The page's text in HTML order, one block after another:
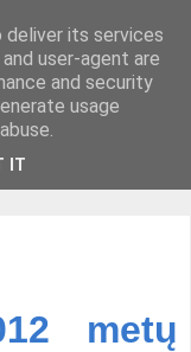
metų
its services
user-agent are
and security
usage
IT